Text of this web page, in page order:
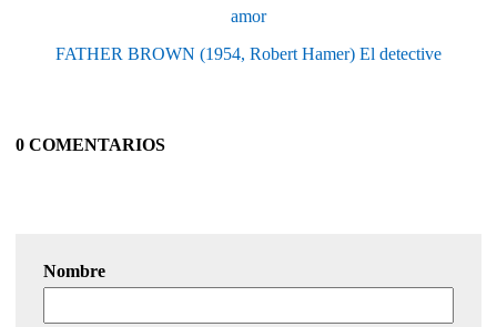
amor
FATHER BROWN (1954, Robert Hamer) El detective
0 COMENTARIOS
Nombre